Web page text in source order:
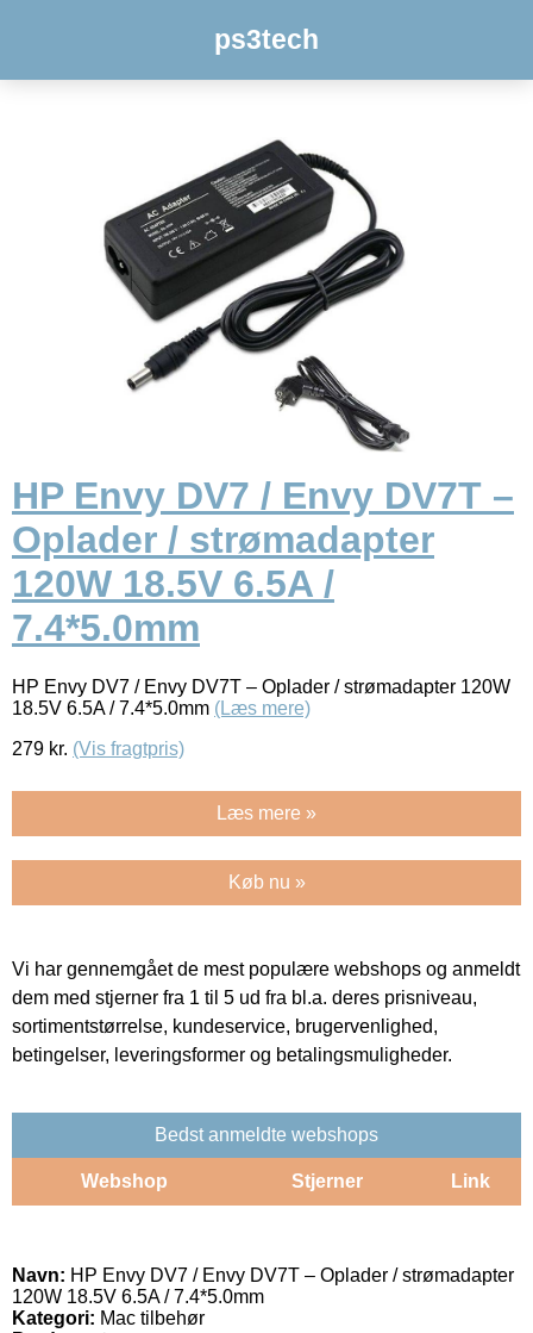
ps3tech
HP Envy DV7 / Envy DV7T –
Oplader / strømadapter
120W 18.5V 6.5A /
7.4*5.0mm
HP Envy DV7 / Envy DV7T – Oplader / strømadapter 120W
18.5V 6.5A / 7.4*5.0mm (Læs mere)
279 kr. (Vis fragtpris)
Læs mere »
Køb nu »
Vi har gennemgået de mest populære webshops og anmeldt
dem med stjerner fra 1 til 5 ud fra bl.a. deres prisniveau,
sortimentstørrelse, kundeservice, brugervenlighed,
betingelser, leveringsformer og betalingsmuligheder.
Bedst anmeldte webshops
Webshop Stjerner Link
Navn: HP Envy DV7 / Envy DV7T – Oplader / strømadapter
120W 18.5V 6.5A / 7.4*5.0mm
Kategori: Mac tilbehør